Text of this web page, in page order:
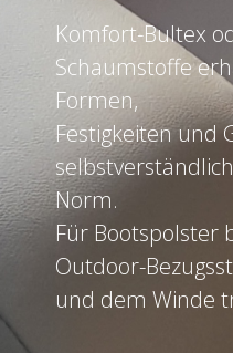
Komfort-Bultex
Schaumstoffe
Formen,
Festigkeiten und
Norm.
Für Bootspolster
Outdoor-
und dem Winde